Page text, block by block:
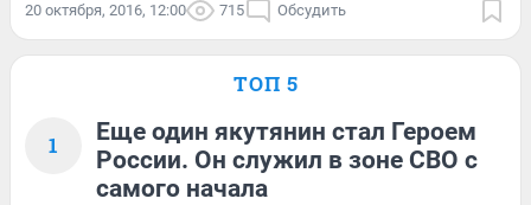
20 октября, 2016, 12:00 715 Обсудить
ТОП 5
1
Еще один якутянин стал Героем
России. Он служил в зоне СВО с
самого начала